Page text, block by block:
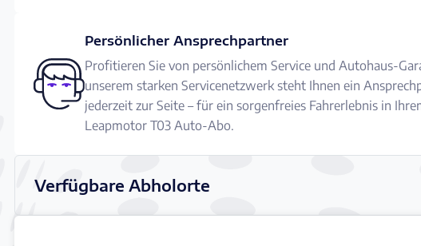
Persönlicher Ansprechpartner
Profitieren Sie von persönlichem Service und Autohaus-
unserem starken Servicenetzwerk steht Ihnen ein
jederzeit zur Seite – für ein sorgenfreies Fahrerlebnis in
Leapmotor T03 Auto-Abo.
Verfügbare Abholorte